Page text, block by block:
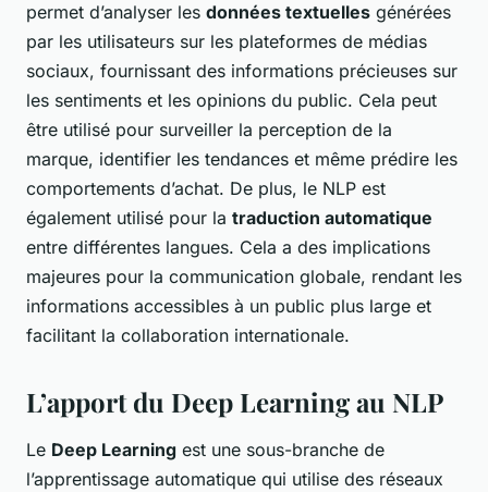
permet d’analyser les données textuelles générées
par les utilisateurs sur les plateformes de médias
sociaux, fournissant des informations précieuses sur
les sentiments et les opinions du public. Cela peut
être utilisé pour surveiller la perception de la
marque, identifier les tendances et même prédire les
comportements d’achat. De plus, le NLP est
également utilisé pour la traduction automatique
entre différentes langues. Cela a des implications
majeures pour la communication globale, rendant les
informations accessibles à un public plus large et
facilitant la collaboration internationale.
L’apport du Deep Learning au NLP
Le Deep Learning est une sous-branche de
l’apprentissage automatique qui utilise des réseaux